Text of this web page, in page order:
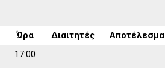
Ώρα Διαιτητές
Αποτέλεσμα
17:00